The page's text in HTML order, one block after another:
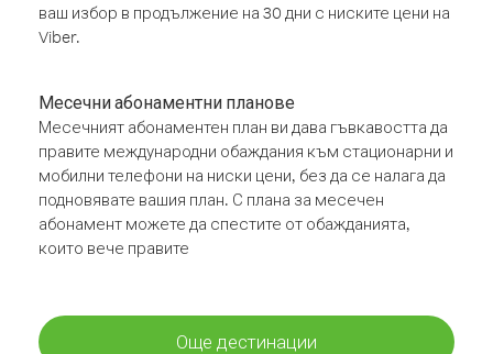
ваш избор в продължение на 30 дни с ниските цени на
Viber.
Месечни абонаментни планове
Месечният абонаментен план ви дава гъвкавостта да
правите международни обаждания към стационарни и
мобилни телефони на ниски цени, без да се налага да
подновявате вашия план. С плана за месечен
абонамент можете да спестите от обажданията,
които вече правите
Още дестинации